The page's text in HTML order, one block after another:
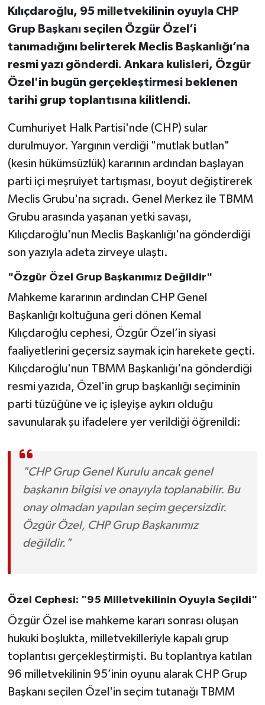
Kılıçdaroğlu, 95 milletvekilinin oyuyla CHP
Grup Başkanı seçilen Özgür Özel’i
tanımadığını belirterek Meclis Başkanlığı’na
resmi yazı gönderdi. Ankara kulisleri, Özgür
Özel'in bugün gerçekleştirmesi beklenen
tarihi grup toplantısına kilitlendi.
Cumhuriyet Halk Partisi'nde (CHP) sular
durulmuyor. Yargının verdiği "mutlak butlan"
(kesin hükümsüzlük) kararının ardından başlayan
parti içi meşruiyet tartışması, boyut değiştirerek
Meclis Grubu'na sıçradı. Genel Merkez ile TBMM
Grubu arasında yaşanan yetki savaşı,
Kılıçdaroğlu'nun Meclis Başkanlığı'na gönderdiği
son yazıyla adeta zirveye ulaştı.
"Özgür Özel Grup Başkanımız Değildir"
Mahkeme kararının ardından CHP Genel
Başkanlığı koltuğuna geri dönen Kemal
Kılıçdaroğlu cephesi, Özgür Özel’in siyasi
faaliyetlerini geçersiz saymak için harekete geçti.
Kılıçdaroğlu'nun TBMM Başkanlığı'na gönderdiği
resmi yazıda, Özel'in grup başkanlığı seçiminin
parti tüzüğüne ve iç işleyişe aykırı olduğu
savunularak şu ifadelere yer verildiği öğrenildi:
"CHP Grup Genel Kurulu ancak genel
başkanın bilgisi ve onayıyla toplanabilir. Bu
onay olmadan yapılan seçim geçersizdir.
Özgür Özel, CHP Grup Başkanımız
değildir."
Özel Cephesi: "95 Milletvekilinin Oyuyla Seçildi"
Özgür Özel ise mahkeme kararı sonrası oluşan
hukuki boşlukta, milletvekilleriyle kapalı grup
toplantısı gerçekleştirmişti. Bu toplantıya katılan
96 milletvekilinin 95’inin oyunu alarak CHP Grup
Başkanı seçilen Özel'in seçim tutanağı TBMM